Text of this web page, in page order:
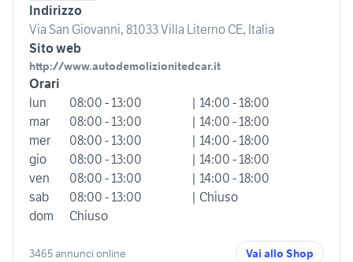
Indirizzo
Via San Giovanni, 81033 Villa Literno CE, Italia
Sito web
http://www.autodemolizionitedcar.it
Orari
lun
08:00 - 13:00
| 14:00 - 18:00
mar
08:00 - 13:00
| 14:00 - 18:00
mer
08:00 - 13:00
| 14:00 - 18:00
gio
08:00 - 13:00
| 14:00 - 18:00
ven
08:00 - 13:00
| 14:00 - 18:00
sab
08:00 - 13:00
| Chiuso
dom
Chiuso
3465 annunci online Vai allo Shop